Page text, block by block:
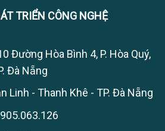
TRIỂN CÔNG NGHỆ
Đường Hòa Bình 4, P. Hòa Quý,
Đà Nẵng
Linh - Thanh Khê - TP. Đà Nẵng